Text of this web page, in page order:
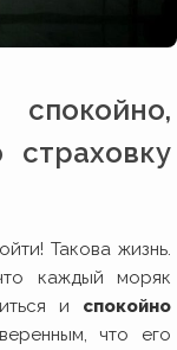
Такова жизнь.
каждый моряк
и спокойно
что его